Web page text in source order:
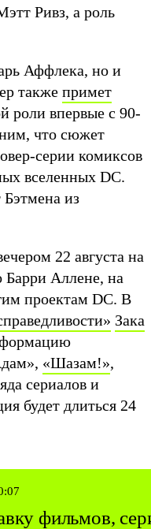
Ривз, а роль
Аффлека, но и
также примет
роли впервые с 90-
что сюжет
серии комиксов
вселенных DC.
из
22 августа на
Аллене, на
проектам DC. В
Зака
«Шазам!»,
сериалов и
будет длиться 24
фильмов,